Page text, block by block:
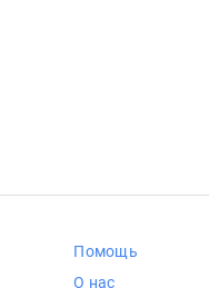
Помощь
О нас